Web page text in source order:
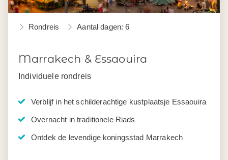
Rondreis Aantal dagen: 6
Marrakech & Essaouira
Individuele rondreis
Verblijf in het schilderachtige kustplaatsje Essaouira
Overnacht in traditionele Riads
Ontdek de levendige koningsstad Marrakech